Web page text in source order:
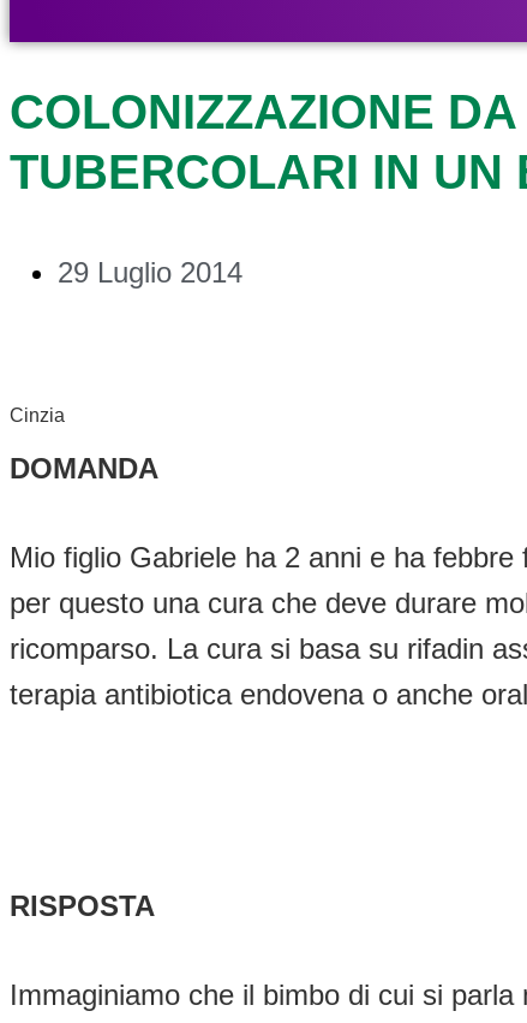
COLONIZZAZIONE
TUBERCOLARI IN UN
29 Luglio 2014
Cinzia
DOMANDA
Mio figlio Gabriele ha 2 anni e ha
per questo una cura che deve durare
ricomparso. La cura si basa su rifadin
terapia antibiotica endovena o anche
RISPOSTA
Immaginiamo che il bimbo di cui si